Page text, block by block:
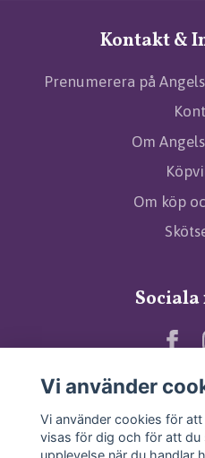
Kontakt &
Prenumerera på
Om
Om köp
Vi använder
Vi använder cookies för
visas för dig och för att du
upplevelse när du handlar